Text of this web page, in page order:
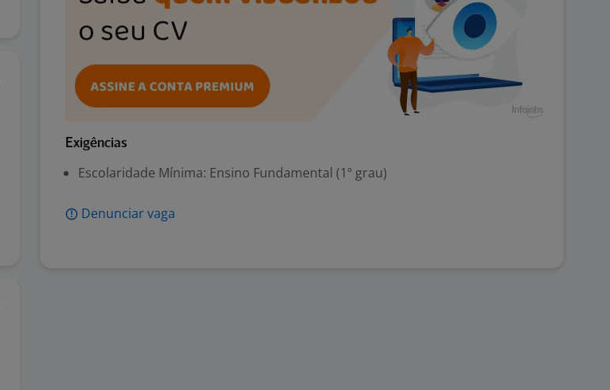
Exigências
Escolaridade Mínima: Ensino Fundamental (1º grau)
Denunciar vaga